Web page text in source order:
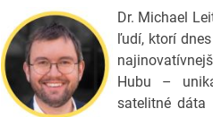
Dr. Michael
ľudí, ktorí
Hubu –
satelitné